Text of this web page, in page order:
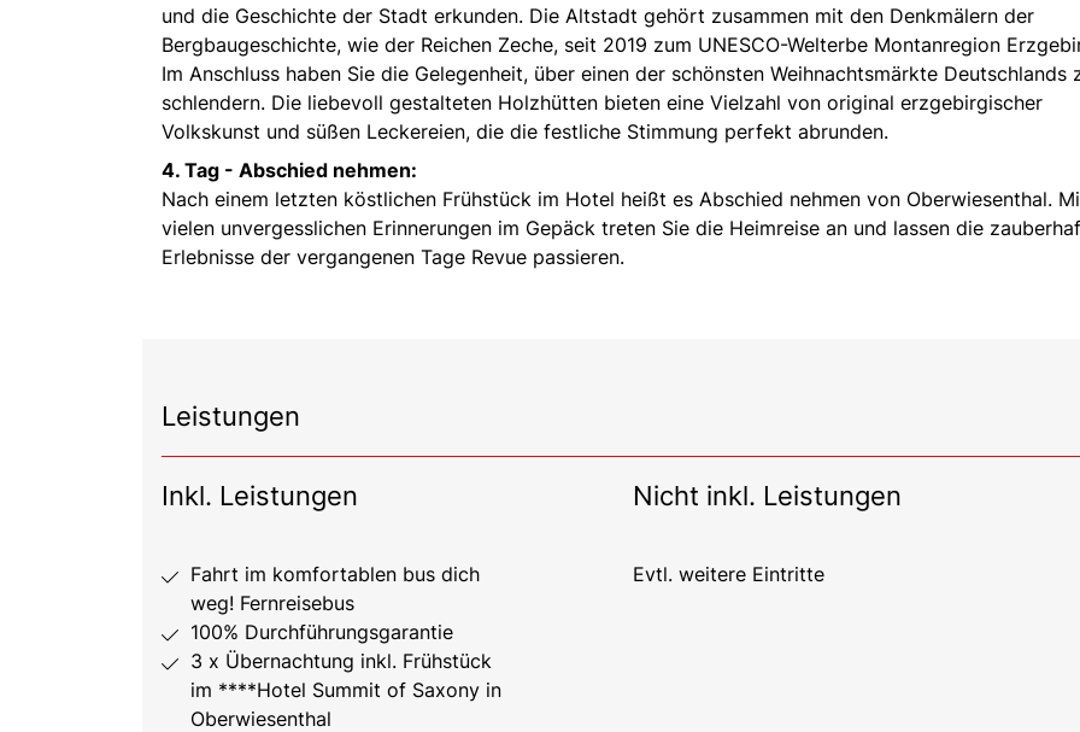
und die Geschichte der Stadt erkunden. Die Altstadt gehört zusammen mit den Denkmälern der
Bergbaugeschichte, wie der Reichen Zeche, seit 2019 zum UNESCO-Welterbe Montanregion
Im Anschluss haben Sie die Gelegenheit, über einen der schönsten Weihnachtsmärkte Deutschlands
schlendern. Die liebevoll gestalteten Holzhütten bieten eine Vielzahl von original erzgebirgischer
Volkskunst und süßen Leckereien, die die festliche Stimmung perfekt abrunden.
4. Tag - Abschied nehmen:
Nach einem letzten köstlichen Frühstück im Hotel heißt es Abschied nehmen von Oberwiesenthal.
vielen unvergesslichen Erinnerungen im Gepäck treten Sie die Heimreise an und lassen die
Erlebnisse der vergangenen Tage Revue passieren.
Leistungen
Inkl. Leistungen
Fahrt im komfortablen bus dich
weg! Fernreisebus
100% Durchführungsgarantie
3 x Übernachtung inkl. Frühstück
im ****Hotel Summit of Saxony in
Oberwiesenthal
Nicht inkl. Leistungen
Evtl. weitere Eintritte